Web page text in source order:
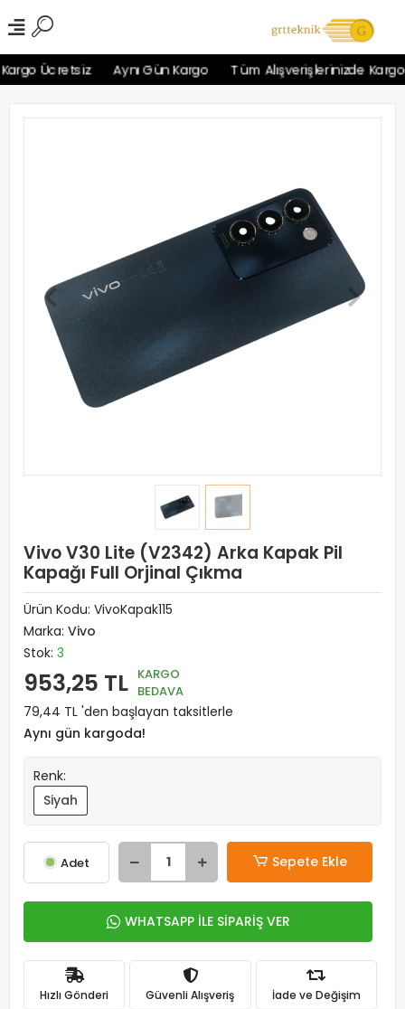
Ücretsiz Aynı Gün Kargo Tüm Alışverişlerinizde Kargo
Vivo V30 Lite (V2342) Arka Kapak Pil
Kapağı Full Orjinal Çıkma
Ürün Kodu: VivoKapak115
Marka: Vivo
Stok: 3
953,25 TL KARGO
BEDAVA
79,44 TL 'den başlayan taksitlerle
Aynı gün kargoda!
Renk:
Siyah
Adet Sepete Ekle
WHATSAPP İLE SİPARİŞ VER
Hızlı Gönderi Güvenli Alışveriş İade ve Değişim